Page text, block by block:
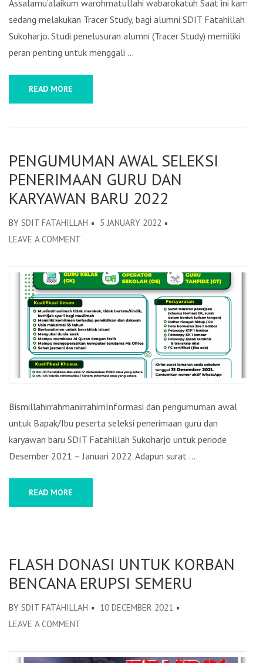
Assalamu’alaikum warohmatullahi wabarokatuh Saat ini kami
sedang melakukan Tracer Study, bagi alumni SDIT Fatahillah
Sukoharjo. Studi penelusuran alumni (Tracer Study) memiliki
peran penting untuk menggali …
READ MORE
PENGUMUMAN AWAL SELEKSI
PENERIMAAN GURU DAN
KARYAWAN BARU 2022
BY SDIT FATAHILLAH
5 JANUARY 2022
LEAVE A COMMENT
AWAL
SELEKSI
PENERIMAAN
GURU
DAN
KARYAWAN
BARU
2022
BismillahirrahmanirrahimInformasi dan pengumuman awal
untuk Bapak/Ibu peserta seleksi penerimaan guru dan
karyawan baru SDIT Fatahillah Sukoharjo untuk periode
Desember 2021 – Januari 2022. Adapun surat …
READ MORE
FLASH DONASI UNTUK KORBAN
BENCANA ERUPSI SEMERU
BY SDIT FATAHILLAH
10 DECEMBER 2021
LEAVE A COMMENT
DONASI